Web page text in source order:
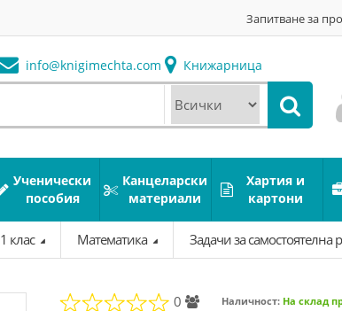
Запитване за
info@knigimechta.com Книжарница
Ученически
пособия
Канцеларски
материали
Хартия и
картони
1 клас Математика Задачи за самостоятелна
0 Наличност: На склад